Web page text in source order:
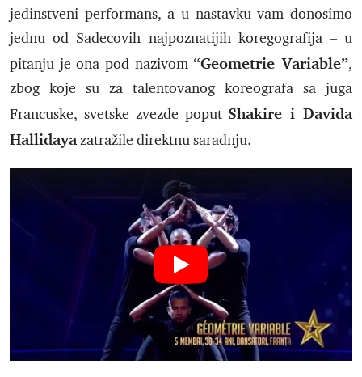
jedinstveni performans, a u nastavku vam donosimo
jednu od Sadecovih najpoznatijih koregografija – u
pitanju je ona pod nazivom “Geometrie Variable”,
zbog koje su za talentovanog koreografa sa juga
Francuske, svetske zvezde poput Shakire i Davida
Hallidayazatražile direktnu saradnju.